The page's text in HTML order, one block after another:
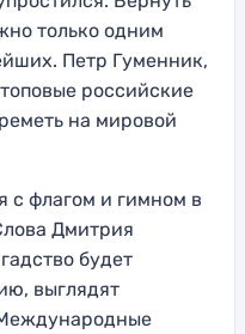
только одним
Петр Гуменник,
российские
на мировой
с флагом и гимном в
Дмитрия
будет
выглядят